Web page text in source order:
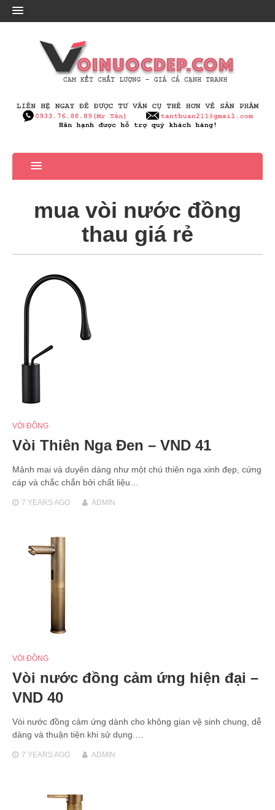
mua vòi nước đồng
thau giá rẻ
VÒI ĐỒNG
Vòi Thiên Nga Đen – VND 41
Mảnh mai và duyên dáng như một chú thiên nga xinh đẹp, cứng
cáp và chắc chắn bởi chất liệu…
7 YEARSAGO ADMIN
VÒI ĐỒNG
Vòi nước đồng cảm ứng hiện đại –
VND 40
Vòi nước đồng cảm ứng dành cho không gian vệ sinh chung, dễ
dàng và thuận tiện khi sử dụng.…
7 YEARSAGO ADMIN